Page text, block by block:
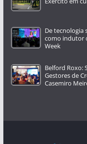
De tecnologia
como indutor
Week
Belford Roxo:
Gestores de
Casemiro